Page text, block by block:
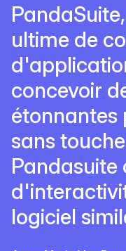
ultime de
concevoir
étonnantes
sans
Pandasuite
logiciel